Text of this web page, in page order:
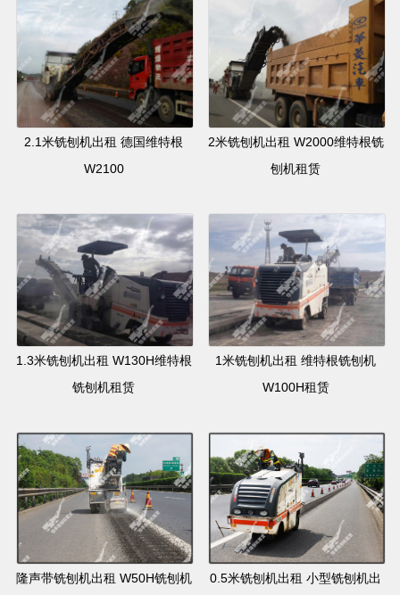
2.1米铣刨机出租 德国维特根
W2100
2米铣刨机出租 W2000维特根铣
刨机租赁
1.3米铣刨机出租 W130H维特根
铣刨机租赁
1米铣刨机出租 维特根铣刨机
W100H租赁
隆声带铣刨机出租 W50H铣刨机
0.5米铣刨机出租 小型铣刨机出